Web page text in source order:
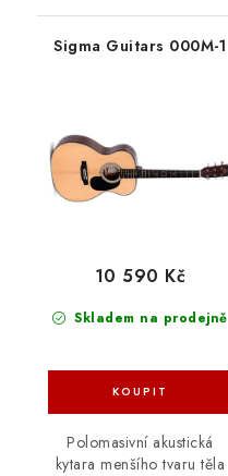
Sigma Guitars 000M-1
Skladem na prodejně
10 590 Kč
Polomasivní akustická
kytara menšího tvaru těla